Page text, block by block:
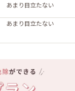
あまり目立たない
あまり目立たない